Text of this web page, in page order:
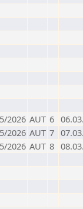
2026 AUT 6
2026 AUT 7
2026 AUT 8